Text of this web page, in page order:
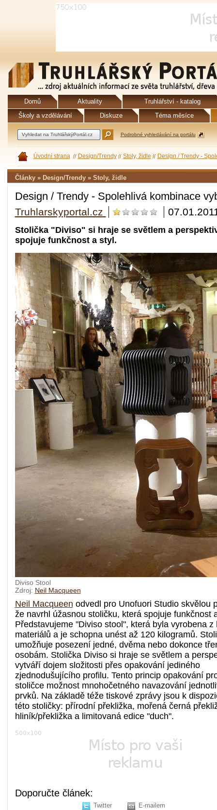
Domů Aktuality
Truhlářství - katalog
Školy a vzdělávání
Diskuze Téma měsíce
Podrobné vyhledávání na portálu
Úvodní strana Design/Trendy Stoly, židle Design / Trendy -
Články » Design/Trendy » Stoly, židle
Design / Trendy - Spolehlivá kombinace
Truhlarskyportal.cz
Stolička "Diviso" si hraje se světlem a
spojuje funkčnost a styl.
Diviso Stool
Zdroj: Neil Macqueen
Neil Macqueen odvedl pro Unofuori Studio skvělou
že navrhl úžasnou stoličku, která spojuje funkčnost
Představujeme "Diviso stool", která byla vyrobena z
materiálů a je schopna unést až 120 kilogramů.
umožňuje posezení jedné, dvěma nebo dokonce
osobám. Stolička Diviso si hraje se světlem a
vytváří dojem složitosti přes opakování jediného
zjednodušujícího profilu. Tento princip opakování
stoličce možnost mnohočetného navazování
prvků. Na základě téže tiskové zprávy jsou k
této stoličky: přírodní překližka, mořená černá
hliník/překližka a limitovaná edice "duch".
Doporučte článek:
Twitter E-mailem